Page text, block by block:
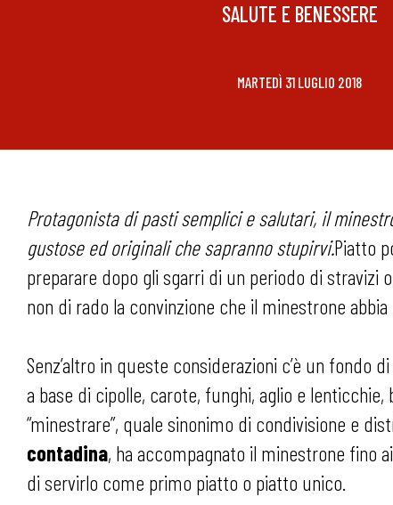
SALUTE E BENESSERE
MARTEDÌ 31 LUGLIO 2018
Protagonista di pasti semplici e salutari, il
gustose ed originali che sapranno stupirvi.Piatto
preparare dopo gli sgarri di un periodo di
non di rado la convinzione che il minestrone
Senz’altro in queste considerazioni c’è un
a base di cipolle, carote, funghi, aglio e
“minestrare”, quale sinonimo di condivisione e
contadina, ha accompagnato il minestrone fino
di servirlo come primo piatto o piatto unico.